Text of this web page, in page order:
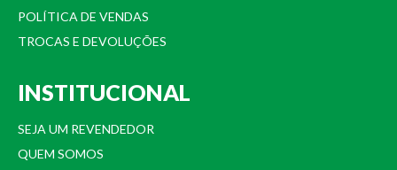
POLÍTICA DE VENDAS
TROCAS E DEVOLUÇÕES
INSTITUCIONAL
SEJA UM REVENDEDOR
QUEM SOMOS